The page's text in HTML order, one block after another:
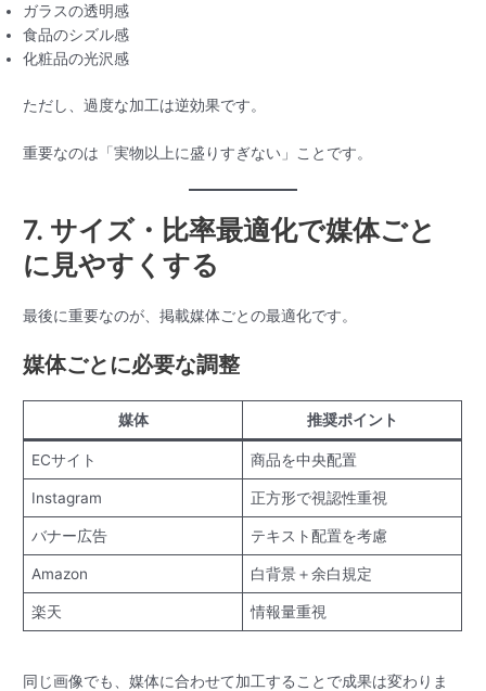
ガラスの透明感
食品のシズル感
化粧品の光沢感
ただし、過度な加工は逆効果です。
重要なのは「実物以上に盛りすぎない」ことです。
7. サイズ・比率最適化で媒体ごと
に見やすくする
最後に重要なのが、掲載媒体ごとの最適化です。
媒体ごとに必要な調整
媒体 推奨ポイント
ECサイト 商品を中央配置
Instagram 正方形で視認性重視
バナー広告 テキスト配置を考慮
Amazon 白背景＋余白規定
楽天 情報量重視
同じ画像でも、媒体に合わせて加工することで成果は変わりま